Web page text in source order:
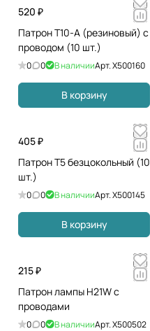
520 ₽
Патрон T10-A (резиновый) с
проводом (10 шт.)
0 0 В наличииАрт.X500160
В корзину
405 ₽
Патрон T5 безцокольный (10
шт.)
0 0 В наличииАрт.X500145
В корзину
215 ₽
Патрон лампы H21W с
проводами
0 0 В наличииАрт.X500502